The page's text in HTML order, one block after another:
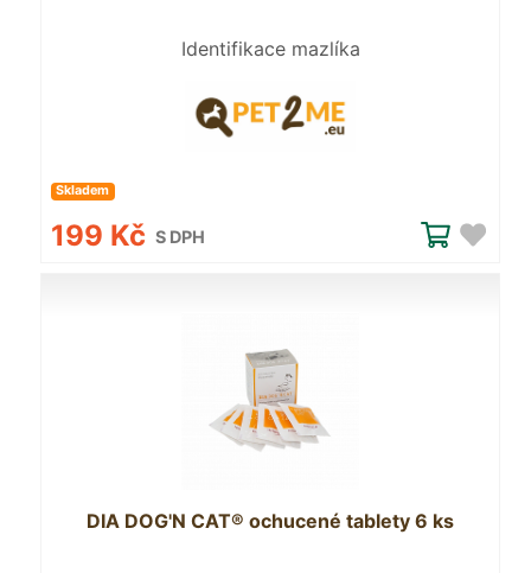
Identifikace mazlíka
Skladem
199 Kč S DPH
DIA DOG'N CAT® ochucené tablety 6 ks